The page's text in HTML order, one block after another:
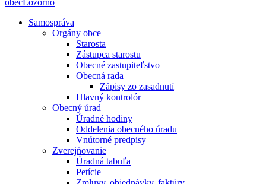
obecLozorno
Samospráva
Orgány obce
Starosta
Zástupca starostu
Obecné zastupiteľstvo
Obecná rada
Zápisy zo zasadnutí
Hlavný kontrolór
Obecný úrad
Úradné hodiny
Oddelenia obecného úradu
Vnútorné predpisy
Zverejňovanie
Úradná tabuľa
Petície